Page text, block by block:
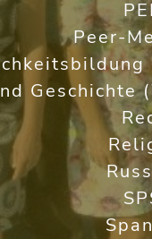
Peer-
Geschichte